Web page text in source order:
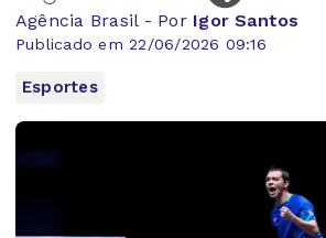
Agência Brasil - Por Igor Santos
Publicado em 22/06/2026 09:16
Esportes